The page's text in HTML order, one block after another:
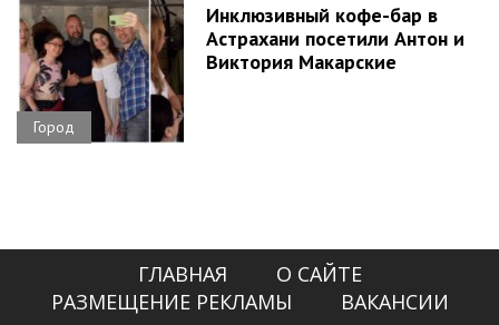
Город
Инклюзивный кофе-бар в
Астрахани посетили Антон и
Виктория Макарские
ГЛАВНАЯ
О САЙТЕ
РАЗМЕЩЕНИЕ РЕКЛАМЫ
ВАКАНСИИ